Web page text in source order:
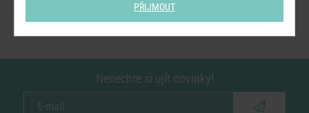
Nenechte si ujít novinky!
PŘIJMOUT